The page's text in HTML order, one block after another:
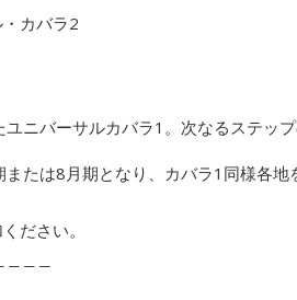
・カバラ2
ニバーサルカバラ1。次なるステッ
たは8月期となり、カバラ1同様各
ださい。